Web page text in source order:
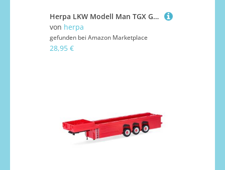
Herpa LKW Modell Man TGX GX Zugmaschine mit Ladekran 3achs (6x4), schwarzg, Miniatur im Maßstab 1:87, Sammlerstück, Made in Germany, Kunststoff
von herpa
gefunden bei Amazon Marketplace
28,95 €